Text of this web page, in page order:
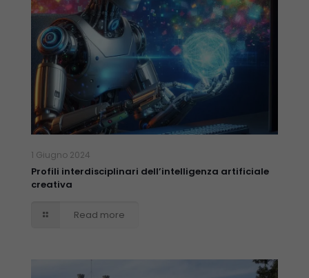
1 Giugno 2024
Profili interdisciplinari dell’intelligenza artificiale
creativa
Read more
disappear
from the
website.
Marketing
By sharing
your
and
site, you
offers.